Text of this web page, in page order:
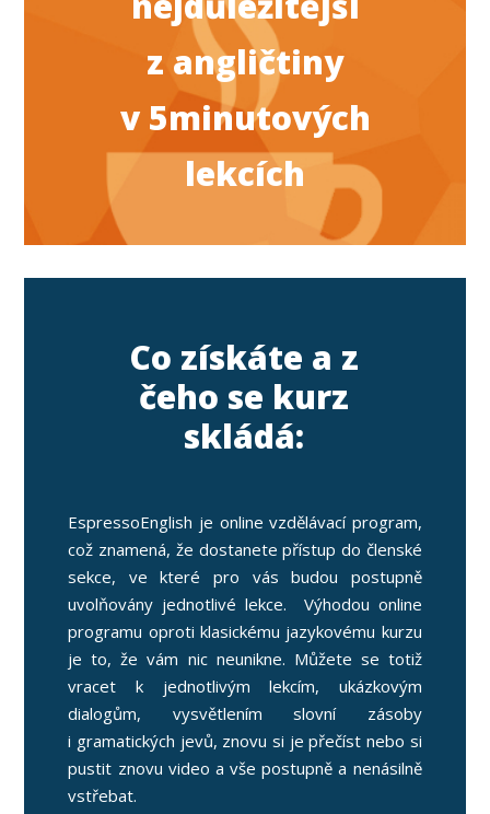
z angličtiny
v 5minutových
lekcích
Co získáte a z
čeho se kurz
skládá:
EspressoEnglish je online vzdělávací program,
což znamená, že dostanete přístup do členské
sekce, ve které pro vás budou postupně
uvolňovány jednotlivé lekce. Výhodou online
programu oproti klasickému jazykovému kurzu
je to, že vám nic neunikne. Můžete se totiž
vracet k jednotlivým lekcím, ukázkovým
dialogům, vysvětlením slovní zásoby
i gramatických jevů, znovu si je přečíst nebo si
pustit znovu video a vše postupně a nenásilně
vstřebat.